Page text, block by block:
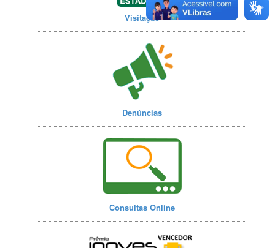
Visitação
Denúncias
Consultas Online